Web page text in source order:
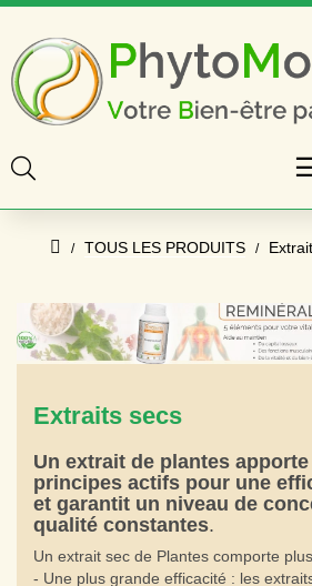
TOUS LES PRODUITS
Extraits secs
Un extrait de plantes
principes actifs pour une
et garantit un niveau de
qualité constantes.
Un extrait sec de Plantes comporte
- Une plus grande efficacité : les